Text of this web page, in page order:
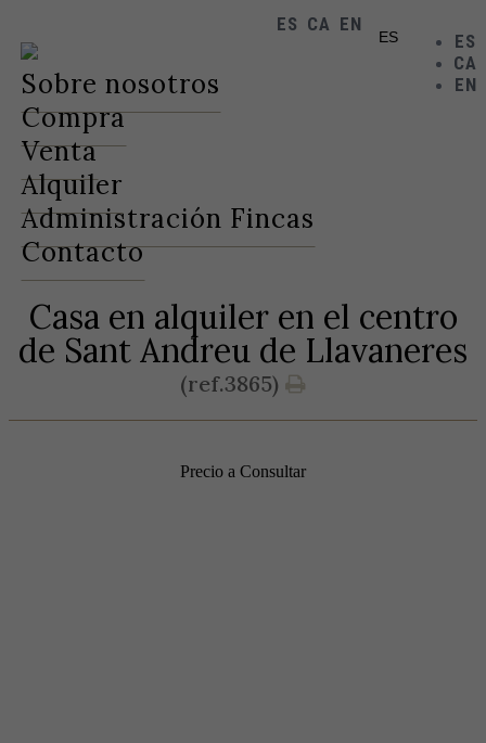
ES
ES
CA
EN
ES CA EN
Toggle
navigation
Sobre nosotros
Compra
Venta
Alquiler
Administración Fincas
Contacto
Casa en alquiler en el centro
de Sant Andreu de Llavaneres
(ref.3865)
Precio a Consultar